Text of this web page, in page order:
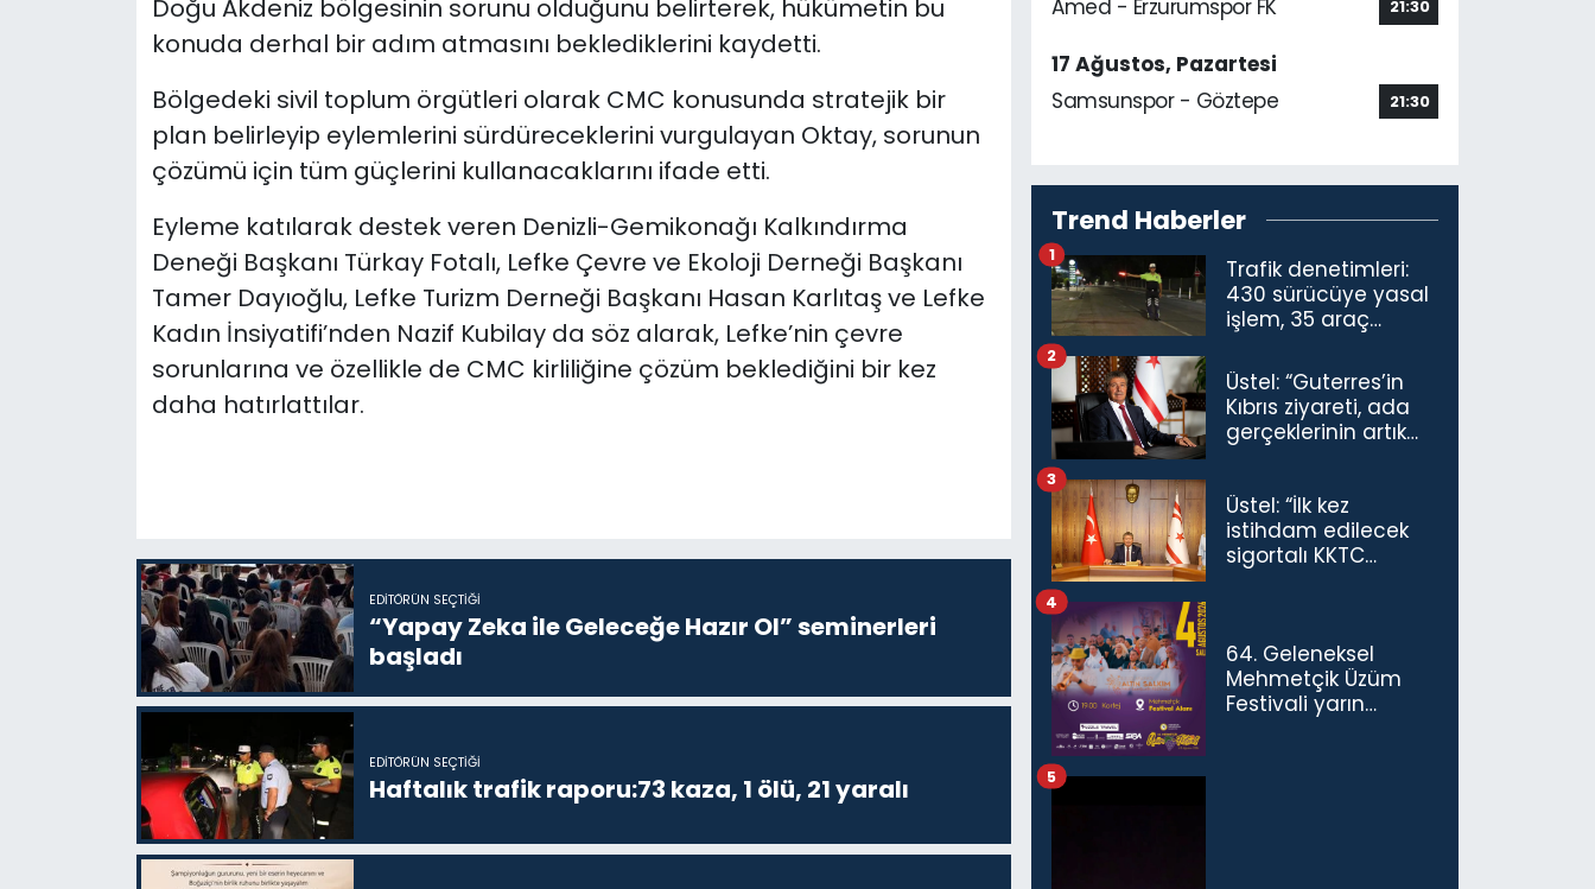
Doğu Akdeniz bölgesinin sorunu olduğunu belirterek, hükümetin bu
konuda derhal bir adım atmasını beklediklerini kaydetti.
Bölgedeki sivil toplum örgütleri olarak CMC konusunda stratejik bir
plan belirleyip eylemlerini sürdüreceklerini vurgulayan Oktay, sorunun
çözümü için tüm güçlerini kullanacaklarını ifade etti.
Eyleme katılarak destek veren Denizli-Gemikonağı Kalkındırma
Deneği Başkanı Türkay Fotalı, Lefke Çevre ve Ekoloji Derneği Başkanı
Tamer Dayıoğlu, Lefke Turizm Derneği Başkanı Hasan Karlıtaş ve Lefke
Kadın İnsiyatifi’nden Nazif Kubilay da söz alarak, Lefke’nin çevre
sorunlarına ve özellikle de CMC kirliliğine çözüm beklediğini bir kez
daha hatırlattılar.
EDITÖRÜN SEÇTIĞI
“Yapay Zeka ile Geleceğe Hazır Ol” seminerleri
başladı
EDITÖRÜN SEÇTIĞI
Haftalık trafik raporu:73 kaza, 1 ölü, 21 yaralı
Amed - Erzurumspor FK 21:30
17 Ağustos, Pazartesi
Samsunspor - Göztepe
21:30
Trend Haberler
Trafik denetimleri:
430 sürücüye yasal
işlem, 35 araç
1
Üstel: “Guterres’in
Kıbrıs ziyareti, ada
gerçeklerinin artık
göstermiştir”
2
Üstel: “İlk kez
istihdam edilecek
sigortalı KKTC
3
64. Geleneksel
Mehmetçik Üzüm
Festivali yarın
4
5